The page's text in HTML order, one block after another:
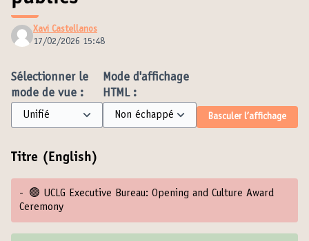
Xavi Castellanos
17/02/2026 15:48
Sélectionner le
mode de vue :
Mode d'affichage
HTML :
Basculer l’affichage
Titre (English)
-
🟢 UCLG Executive Bureau: Opening and Culture Award
Ceremony